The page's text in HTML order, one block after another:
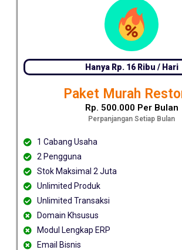
Hanya Rp. 16 Ribu / Hari
Paket Murah
Rp. 500.000 Per Bulan
Perpanjangan Setiap Bulan
1 Cabang Usaha
2 Pengguna
Stok Maksimal 2 Juta
Unlimited Produk
Unlimited Transaksi
Domain Khsusus
Modul Lengkap ERP
Email Bisnis